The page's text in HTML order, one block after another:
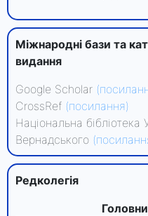
Міжнародні бази та
видання
Google Scholar
CrossRef (посилання)
Національна бібліотека
Вернадського
Редколегiя